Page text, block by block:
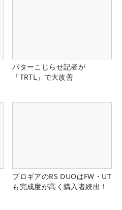
パターこじらせ記者が
「TRTL」で大改善
プロギアのRS DUOはFW・UT
も完成度が高く購入者続出！